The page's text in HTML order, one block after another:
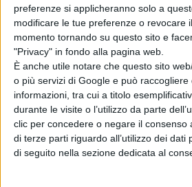
preferenze si applicheranno solo a
modificare le tue preferenze o revocare
momento tornando su questo sito e
"Privacy" in fondo alla pagina web.
È anche utile notare che questo sito
o più servizi di Google e può
informazioni, tra cui a titolo
durante le visite o l’utilizzo da parte
clic per concedere o negare il consenso
di terze parti riguardo all’utilizzo dei dati
di seguito nella sezione dedicata al